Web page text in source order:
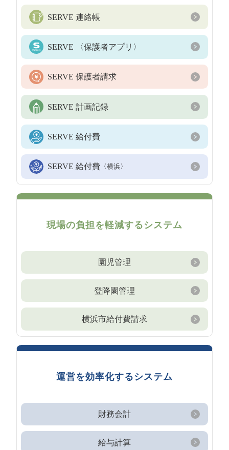
SERVE 連絡帳
SERVE 〈保護者アプリ〉
SERVE 保護者請求
SERVE 計画記録
SERVE 給付費
SERVE 給付費 〈横浜〉
現場の負担を軽減するシステム
園児管理
登降園管理
横浜市給付費請求
運営を効率化するシステム
財務会計
給与計算